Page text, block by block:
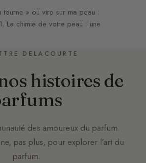
tourne » ou vire sur ma peau :
La chimie de votre peau : une
DELACOURTE
histoires de
des amoureux du parfum.
pas plus, pour explorer l’art du
parfum.